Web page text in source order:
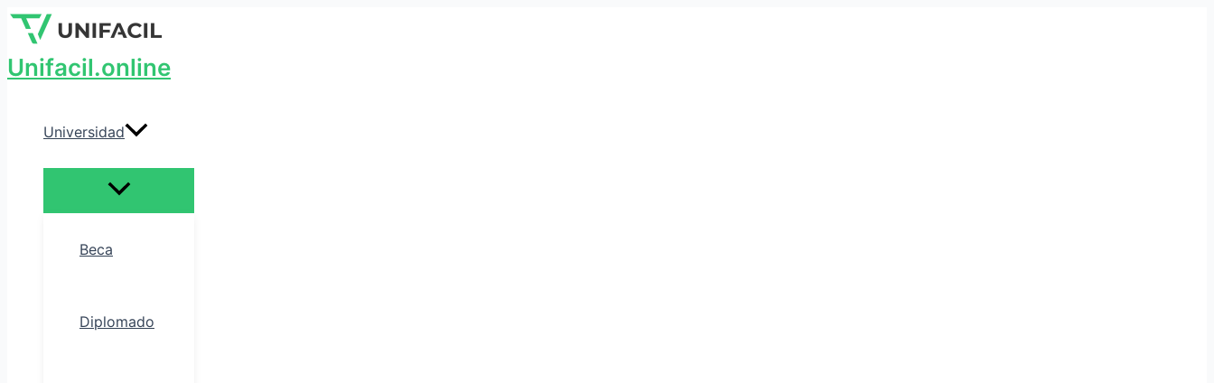
Ir
contenido
Unifacil.online
Universidad
menú
Beca
Diplomado
Escribe
aquí...
Nombre*